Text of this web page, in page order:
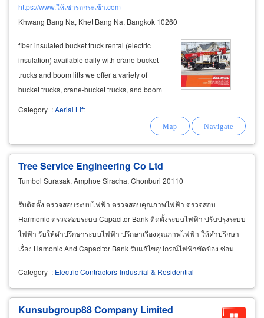
https://www.ให้เช่ารถกระเช้า.com
Khwang Bang Na, Khet Bang Na, Bangkok 10260
fiber insulated bucket truck rental (electric
insulation) available daily with crane-bucket
trucks and boom lifts we offer a variety of
bucket trucks, crane-bucket trucks, and boom
Category :Aerial Lift
Tree Service Engineering Co Ltd
Tumbol Surasak, Amphoe Siracha, Chonburi 20110
รับติดตั้ง ตรวจสอบระบบไฟฟ้า ตรวจสอบคุณภาพไฟฟ้า ตรวจสอบ
Harmonic ตรวจสอบระบบ Capacitor Bank ติดตั้งระบบไฟฟ้า ปรับปรุงระบบ
ไฟฟ้า รับให้คำปรึกษาระบบไฟฟ้า ปรึกษาเรื่องคุณภาพไฟฟ้า ให้คำปรึกษา
เรื่อง Hamonic And Capacitor Bank รับแก้ไขอุปกรณ์ไฟฟ้าขัดข้อง ซ่อม
Category : Electric Contractors-Industrial & Residential
Kunsubgroup88 Company Limited